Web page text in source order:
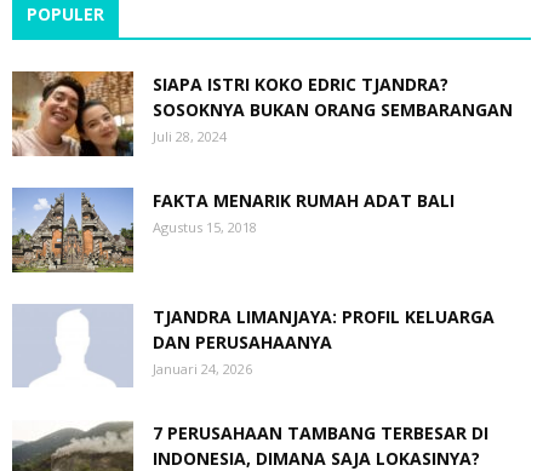
POPULER
SIAPA ISTRI KOKO EDRIC TJANDRA?
SOSOKNYA BUKAN ORANG SEMBARANGAN
Juli 28, 2024
FAKTA MENARIK RUMAH ADAT BALI
Agustus 15, 2018
TJANDRA LIMANJAYA: PROFIL KELUARGA
DAN PERUSAHAANYA
Januari 24, 2026
7 PERUSAHAAN TAMBANG TERBESAR DI
INDONESIA, DIMANA SAJA LOKASINYA?